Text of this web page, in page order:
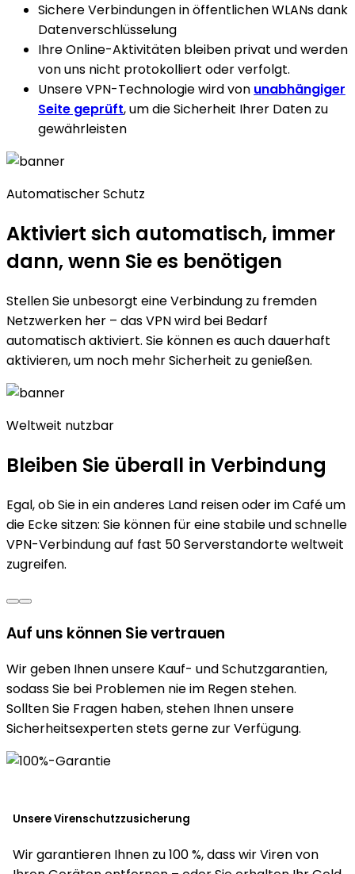
Sichere Verbindungen in öffentlichen WLANs dank
Datenverschlüsselung​
Ihre Online-Aktivitäten bleiben privat und werden
von uns nicht protokolliert oder verfolgt. ​
Unsere VPN-Technologie wird von unabhängiger
Seite geprüft, um die Sicherheit Ihrer Daten zu
gewährleisten
Automatischer Schutz
Aktiviert sich automatisch, immer
dann, wenn Sie es benötigen
Stellen Sie unbesorgt eine Verbindung zu fremden
Netzwerken her – das VPN wird bei Bedarf
automatisch aktiviert. Sie können es auch dauerhaft
aktivieren, um noch mehr Sicherheit zu genießen.
Weltweit nutzbar
Bleiben Sie überall in Verbindung
Egal, ob Sie in ein anderes Land reisen oder im Café um
die Ecke sitzen: Sie können für eine stabile und schnelle
VPN-Verbindung auf fast 50 Serverstandorte weltweit
zugreifen.
Auf uns können Sievertrauen
Wir geben Ihnen unsere Kauf- und Schutzgarantien,
sodass Sie bei Problemen nie im Regen stehen.
Sollten Sie Fragen haben, stehen Ihnen unsere
Sicherheitsexperten stets gerne zur Verfügung.
Unsere Virenschutzzusicherung
Wir garantieren Ihnen zu 100 %, dass wir Viren von